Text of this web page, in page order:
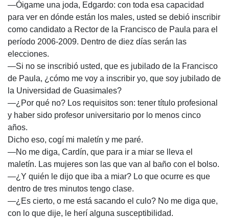
—Óigame una joda, Edgardo: con toda esa capacidad
para ver en dónde están los males, usted se debió inscribir
como candidato a Rector de la Francisco de Paula para el
período 2006-2009. Dentro de diez días serán las
elecciones.
—Si no se inscribió usted, que es jubilado de la Francisco
de Paula, ¿cómo me voy a inscribir yo, que soy jubilado de
la Universidad de Guasimales?
—¿Por qué no? Los requisitos son: tener título profesional
y haber sido profesor universitario por lo menos cinco
años.
Dicho eso, cogí mi maletín y me paré.
—No me diga, Cardín, que para ir a miar se lleva el
maletín. Las mujeres son las que van al baño con el bolso.
—¿Y quién le dijo que iba a miar? Lo que ocurre es que
dentro de tres minutos tengo clase.
—¿Es cierto, o me está sacando el culo? No me diga que,
con lo que dije, le herí alguna susceptibilidad.